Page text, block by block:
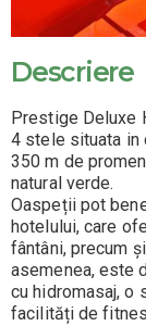
Descriere
Prestige Deluxe
4 stele situata in
350 m de
natural verde.
Oaspeții pot
hotelului, care
fântâni, precum
asemenea, este
cu hidromasaj, o
facilități de